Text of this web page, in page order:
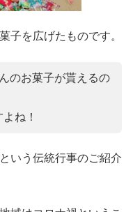
子を広げたものです。
のお菓子が貰えるの
ね！
いう伝統行事のご紹介